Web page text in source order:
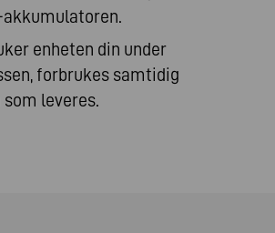
enheten din under
forbrukes samtidig
leveres.